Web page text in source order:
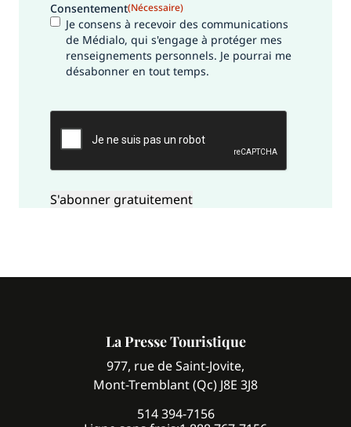
Consentement(Nécessaire)
Je consens à recevoir des communications
de Médialo, qui s'engage à protéger mes
renseignements personnels. Je pourrai me
désabonner en tout temps.
CAPTCHA
La Presse Touristique
977, rue de Saint-Jovite,
Mont-Tremblant (Qc) J8E 3J8
514 394-7156